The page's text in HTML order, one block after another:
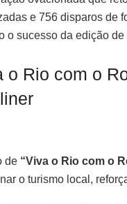
e 756 disparos de
o sucesso da edição de
o Rio com o
de “Viva o Rio com o
o turismo local,